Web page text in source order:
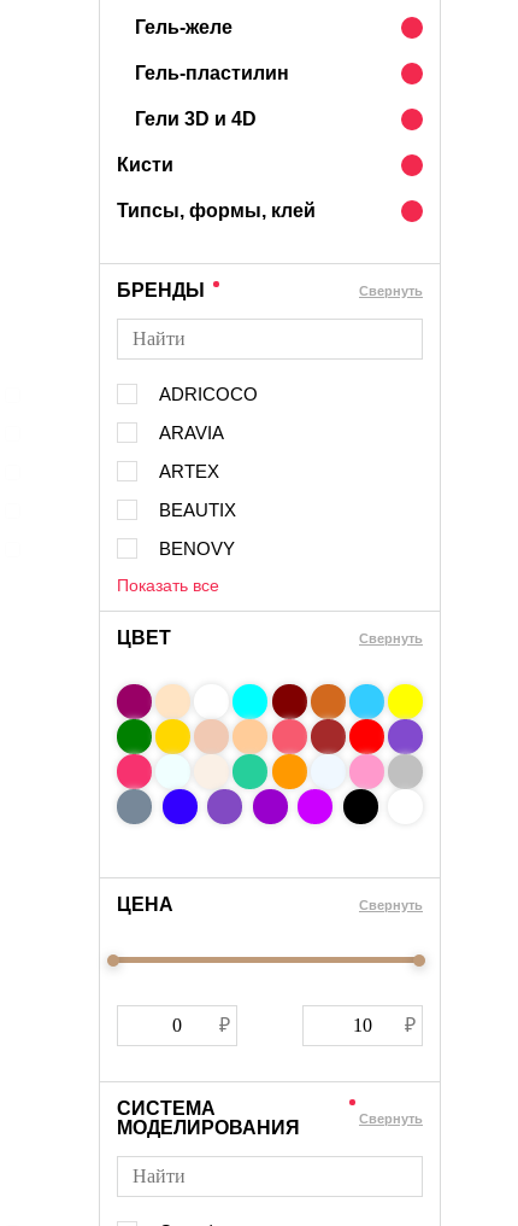
Гель-желе
Гель-пластилин
Гели 3D и 4D
Кисти
Типсы, формы, клей
БРЕНДЫ Cвернуть
ADRICOCO
ARAVIA
ARTEX
BEAUTIX
BENOVY
Показать все
ЦВЕТ Свернуть
ЦЕНА Cвернуть
СИСТЕМА
МОДЕЛИРОВАНИЯ
Cвернуть